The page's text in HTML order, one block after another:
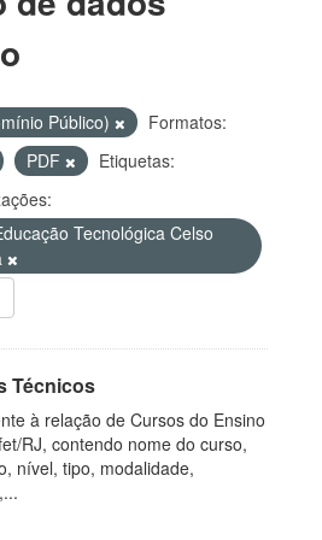
Público)
Formatos:
PDF
Etiquetas:
Tecnológica Celso
Técnicos
à relação de Cursos do Ensino
RJ, contendo nome do curso,
nível, tipo, modalidade,